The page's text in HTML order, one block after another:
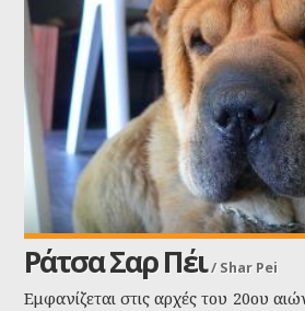
Ράτσα Σαρ Πέι /Shar Pei
Εμφανίζεται στις αρχές του 20ου